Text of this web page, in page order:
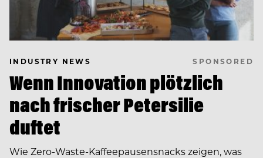
INDUSTRY NEWS SPONSORED
Wenn Innovation plötzlich
nach frischer Petersilie
duftet
Wie Zero-Waste-Kaffeepausensnacks zeigen, was